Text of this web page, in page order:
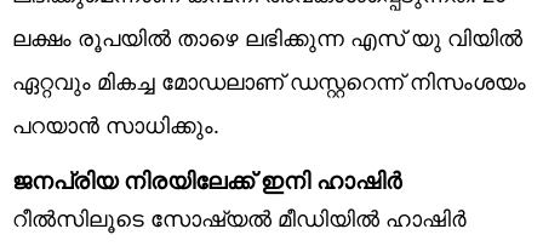
ലക്ഷം രൂപയിൽ താഴെ ലഭിക്കുന്ന എസ് യു വിയിൽ
ഏറ്റവും മികച്ച മോഡലാണ് ഡസ്റ്ററെന്ന് നിസംശയം
പറയാൻ സാധിക്കും.
ജനപ്രിയ നിരയിലേക്ക് ഇനി ഹാഷിർ
റീൽസിലൂടെ സോഷ്യൽ മീഡിയിൽ ഹാഷിർ